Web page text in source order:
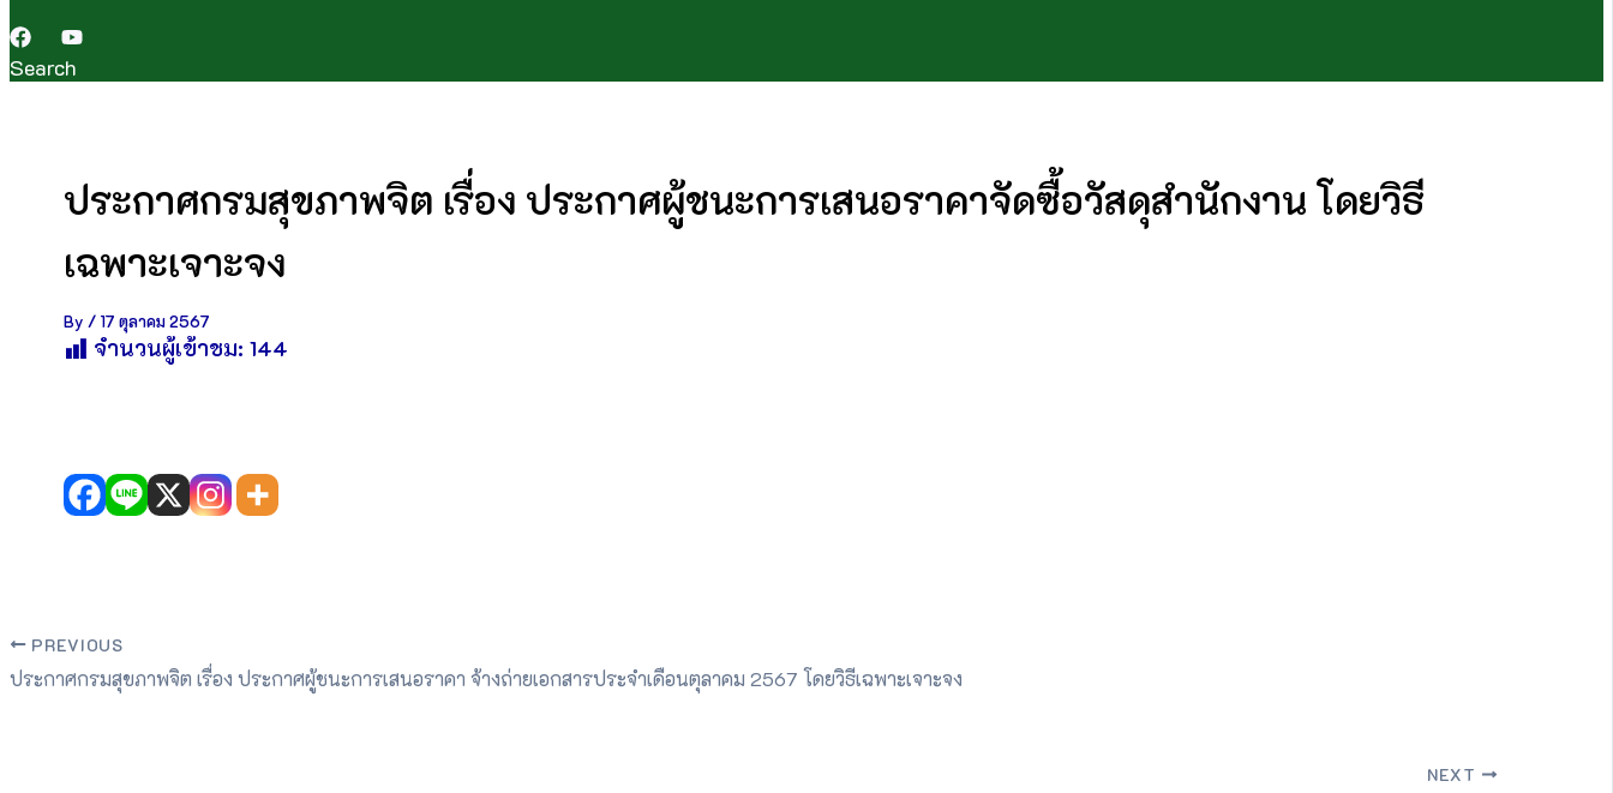
Search
ประกาศกรมสุขภาพจิต เรื่อง ประกาศผู้ชนะการเสนอราคาจัดซื้อวัสดุสำนักงาน โดยวิธี
เฉพาะเจาะจง
By / 17 ตุลาคม 2567
จำนวนผู้เข้าชม: 144
PREVIOUS
ประกาศกรมสุขภาพจิต เรื่อง ประกาศผู้ชนะการเสนอราคา จ้างถ่ายเอกสารประจำเดือนตุลาคม 2567 โดยวิธีเฉพาะเจาะจง
NEXT